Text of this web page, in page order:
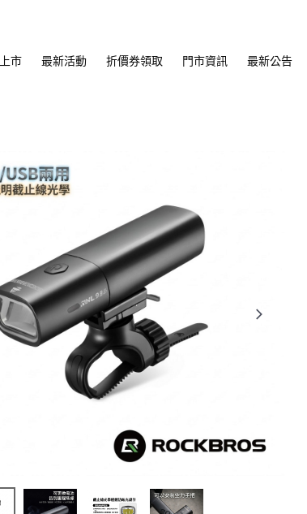
市 最新活動 折價券領取 門市資訊 最新公告